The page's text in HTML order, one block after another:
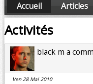
Accueil Articles
Amis
Activités
black m a
Ven 28 Mai 2010